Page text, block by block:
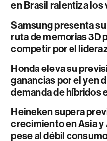
en Brasil ralentiza los
Samsung presenta
ruta de memorias 3D
competir por el
Honda eleva su
ganancias por el yen
demanda de híbridos
Heineken supera
crecimiento en Asia y
pese al débil